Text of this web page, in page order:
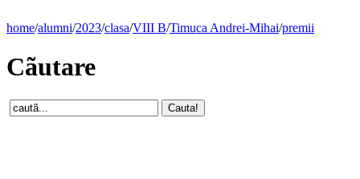
home/alumni/2023/clasa/VIII B/Timuca Andrei-Mihai/premii
Cãutare